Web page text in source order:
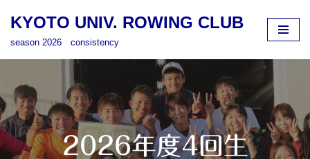
ン
ツ
へ
ス
キ
KYOTO UNIV. ROWING CLUB
season 2026 consistency
2026年度4回生